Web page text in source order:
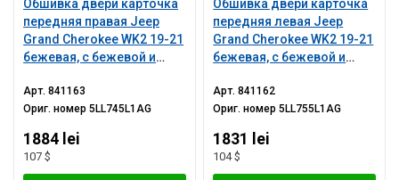
Обшивка двери карточка
передняя правая Jeep
Grand Cherokee WK2 19-21
бежевая, с бежевой и
подлокотник кожа
бежевая, молдинг темное
царапины, вмятина, под
чистку
Арт.841163
Ориг. номер5LL745L1AG
1884 lei
107 $
Обшивка двери карточка
передняя левая Jeep
Grand Cherokee WK2 19-21
бежевая, с бежевой и
подлокотник кожа
бежевая, молдинг темное
царапины, вмятина, под
чистку
Арт.841162
Ориг. номер5LL755L1AG
1831 lei
104 $